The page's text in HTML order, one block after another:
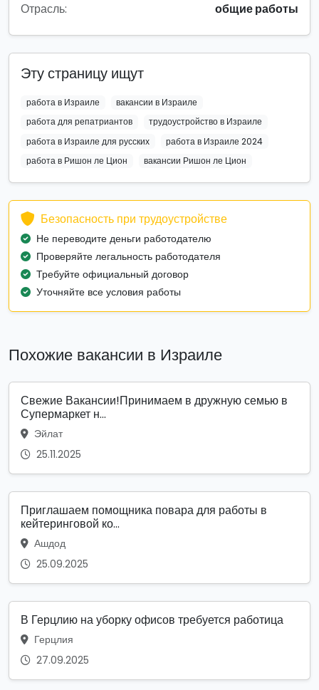
Отрасль:
общие работы
Эту страницу ищут
работа в Израиле
вакансии в Израиле
работа для репатриантов
трудоустройство в Израиле
работа в Израиле для русских
работа в Израиле 2024
работа в Ришон ле Цион
вакансии Ришон ле Цион
Безопасность при трудоустройстве
Не переводите деньги работодателю
Проверяйте легальность работодателя
Требуйте официальный договор
Уточняйте все условия работы
Похожие вакансии в Израиле
Свежие Вакансии!Принимаем в дружную семью в
Супермаркет н...
Эйлат
25.11.2025
Приглашаем помощника повара для работы в
кейтеринговой ко...
Ашдод
25.09.2025
В Герцлию на уборку офисов требуется работица
Герцлия
27.09.2025